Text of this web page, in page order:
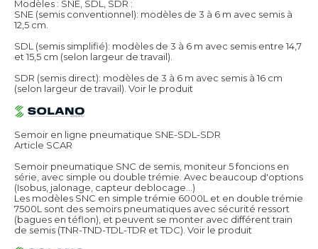
Modèles : SNE, SDL, SDR :
SNE (semis conventionnel): modèles de 3 à 6 m avec semis à
12,5 cm.
SDL (semis simplifié): modèles de 3 à 6 m avec semis entre 14,7
et 15,5 cm (selon largeur de travail).
SDR (semis direct): modèles de 3 à 6 m avec semis à 16 cm
(selon largeur de travail). Voir le produit
Semoir en ligne pneumatique SNE-SDL-SDR
Article SCAR
Semoir pneumatique SNC de semis, moniteur 5 foncions en
série, avec simple ou double trémie. Avec beaucoup d'options
(Isobus, jalonage, capteur deblocage...)
Les modèles SNC en simple trémie 6000L et en double trémie
7500L sont des semoirs pneumatiques avec sécurité ressort
(bagues en téflon), et peuvent se monter avec différent train
de semis (TNR-TND-TDL-TDR et TDC). Voir le produit